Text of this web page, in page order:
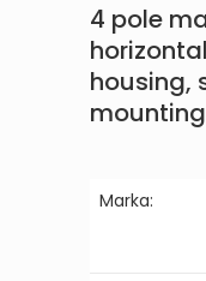
4 pole
housing,
Marka: